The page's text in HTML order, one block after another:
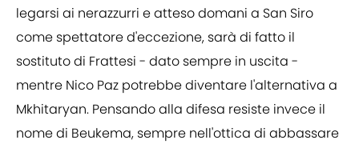
legarsi ai nerazzurri e atteso domani a San Siro
come spettatore d'eccezione, sarà di fatto il
sostituto di Frattesi - dato sempre in uscita -
mentre Nico Paz potrebbe diventare l'alternativa a
Mkhitaryan. Pensando alla difesa resiste invece il
nome di Beukema, sempre nell'ottica di abbassare